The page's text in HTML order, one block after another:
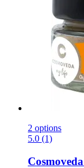
2 options
5.0 (1)
Cosmoveda